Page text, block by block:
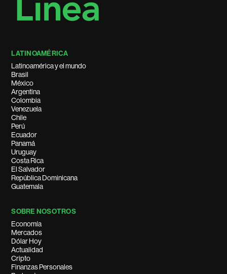
LATINOAMÉRICA
Latinoamérica y el mundo
Brasil
México
Argentina
Colombia
Venezuela
Chile
Perú
Ecuador
Panamá
Uruguay
Costa Rica
El Salvador
República Dominicana
Guatemala
SOBRE NOSOTROS
Economía
Mercados
Dólar Hoy
Actualidad
Cripto
Finanzas Personales